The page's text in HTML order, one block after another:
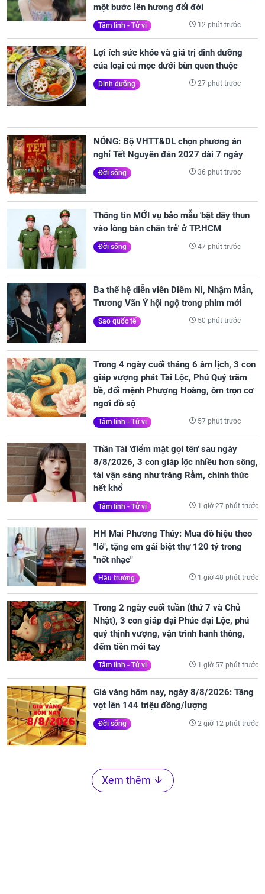
một bước lên hương đổi đời
Tâm linh - Tử vi 12 phút trước
Lợi ích sức khỏe và giá trị dinh dưỡng
của loại củ mọc dưới bùn quen thuộc
Dinh dưỡng 27 phút trước
NÓNG: Bộ VHTT&DL chọn phương án
nghỉ Tết Nguyên đán 2027 dài 7 ngày
Đời sống 36 phút trước
Thông tin MỚI vụ bảo mẫu 'bật dây thun
vào lòng bàn chân trẻ' ở TP.HCM
Đời sống 47 phút trước
Ba thế hệ diễn viên Diêm Ni, Nhậm Mẫn,
Trương Vãn Ý hội ngộ trong phim mới
Sao quốc tế 50 phút trước
Trong 4 ngày cuối tháng 6 âm lịch, 3 con
giáp vượng phát Tài Lộc, Phú Quý trăm
bề, đổi mệnh Phượng Hoàng, ôm trọn cơ
ngơi đồ sộ
Tâm linh - Tử vi 57 phút trước
Thần Tài 'điểm mặt gọi tên' sau ngày
8/8/2026, 3 con giáp lộc nhiều hơn sông,
tài vận sáng như trăng Rằm, chính thức
hết khổ
Tâm linh - Tử vi 1 giờ 27 phút trước
HH Mai Phương Thúy: Mua đồ hiệu theo
"lô", tặng em gái biệt thự 120 tỷ trong
"nốt nhạc"
Hậu trường 1 giờ 48 phút trước
Trong 2 ngày cuối tuần (thứ 7 và Chủ
Nhật), 3 con giáp đại Phúc đại Lộc, phú
quý thịnh vượng, vận trình hanh thông,
đếm tiền mỏi tay
Tâm linh - Tử vi 1 giờ 57 phút trước
Giá vàng hôm nay, ngày 8/8/2026: Tăng
vọt lên 144 triệu đồng/lượng
Đời sống 2 giờ 12 phút trước
Xem thêm